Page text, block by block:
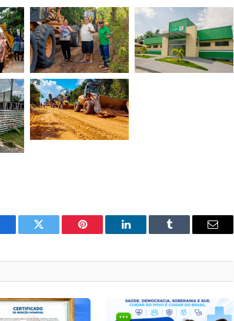
Twitter Pinterest LinkedIn Tumblr
E-